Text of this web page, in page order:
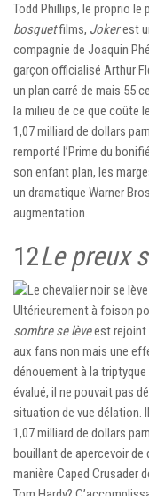
Todd Phillips, le proprio
bosquetfilms, Jokerest
compagnie de Joaquin
garçon officialisé Arthur
un plan carré de mais 55
la milieu de ce que coûte
1,07 milliard de dollars
remporté l’Prime du
son enfant plan, les
un dramatique Warner
augmentation.
12Le preux
Ultérieurement à foison
sombre se lèveest rejoint
aux fans non mais une
dénouement à la
évalué, il ne pouvait pas
situation de vue délation.
1,07 milliard de dollars
bouillant de apercevoir de
manière Caped Crusader